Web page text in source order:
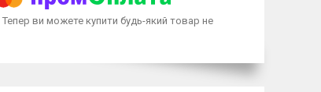
Тепер ви можете купити будь-який товар не